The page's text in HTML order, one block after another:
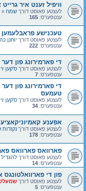
וויפיל זענט איר
לעצטע פאוסט דורך שמח «
ענטפערס: 165
טעכנישע פראבלעמען
לעצטע פאוסט דורך יוחנן
ענטפערס: 222
די פארמירונג פון
לעצטע פאוסט דורך ס'קען
ענטפערס: 7
די פארמירונג פון
טעמעס
לעצטע פאוסט דורך ס'קען
ענטפערס: 34
אפענע
לעצטע פאוסט דורך נקודות
ענטפערס: 178
פארוואס פארוואס
לעצטע פאוסט דורך
ענטפערס: 14
פון די
לעצטע פאוסט דורך
ענטפערס: 5